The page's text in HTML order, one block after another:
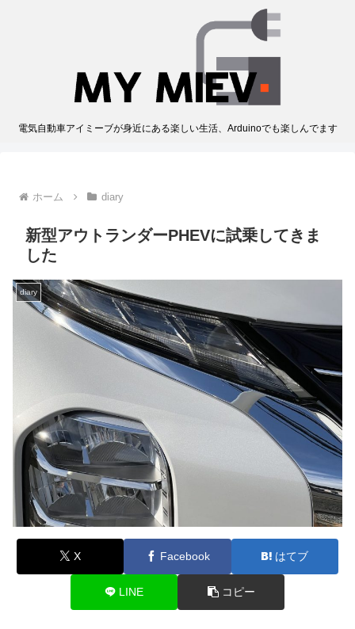
電気自動車アイミーブが身近にある楽しい生活、Arduinoでも楽しんでます
ホーム diary
新型アウトランダーPHEVに試乗してきま
した
diary
X Facebook はてブ
LINE コピー